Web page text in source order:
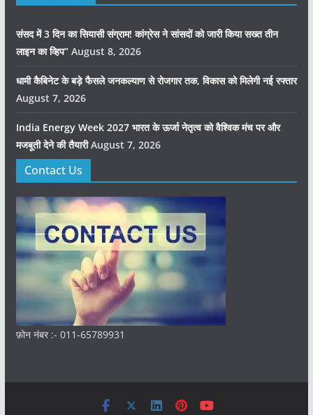
संसद में 3 दिन का सियासी संग्राम! कांग्रेस ने सांसदों को जारी किया सख्त तीन
लाइन का व्हिप” August 8, 2026
धामी कैबिनेट के बड़े फैसले जनकल्याण से रोजगार तक, विकास को मिलेगी नई रफ्तार
August 7, 2026
India Energy Week 2027 भारत के ऊर्जा नेतृत्व को वैश्विक मंच पर और
मजबूती देने की तैयारी August 7, 2026
Contact Us
फ़ोन नंबर :- 011-65789931